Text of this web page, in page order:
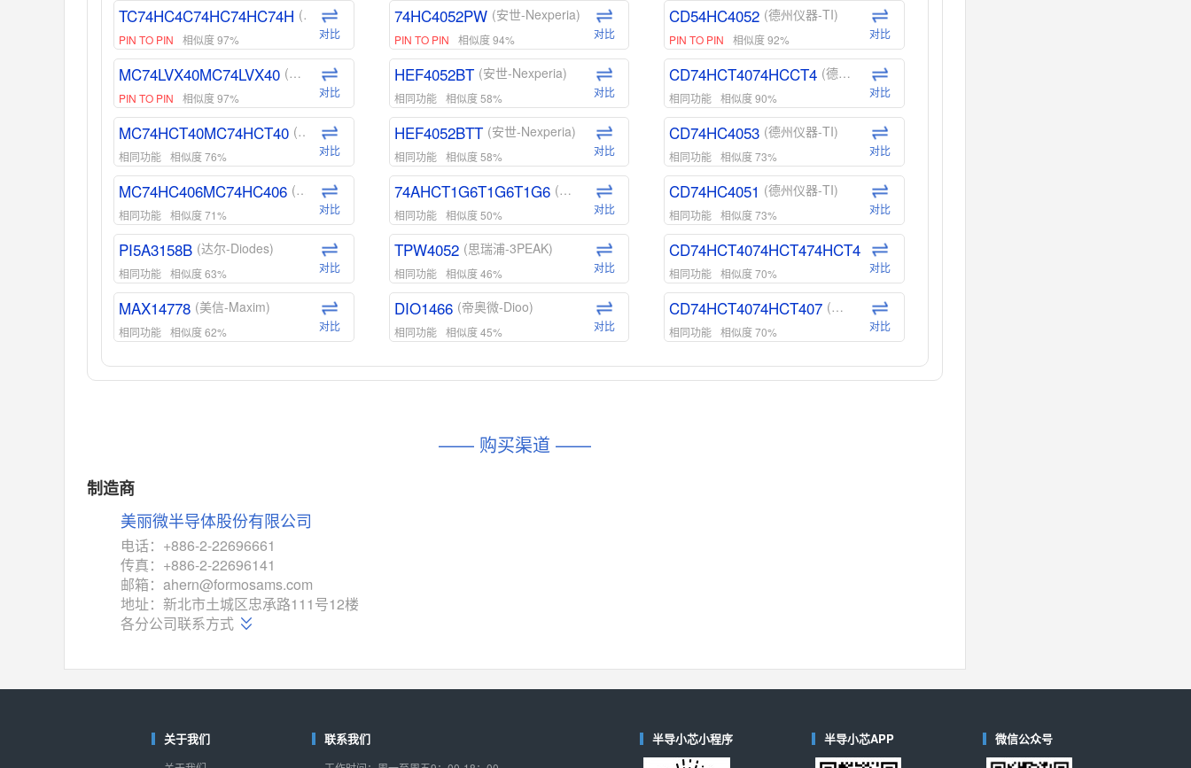
TC74HC4C74HC74HC74H (东芝-Toshiba)
PIN TO PIN 相似度 97% 对比
MC74LVX40MC74LVX40 (安森美-ON)
PIN TO PIN 相似度 97% 对比
MC74HCT40MC74HCT40 (安森美-ON)
相同功能 相似度 76% 对比
MC74HC406MC74HC406 (安森美-ON)
相同功能 相似度 71% 对比
PI5A3158B (达尔-Diodes)
相同功能 相似度 63% 对比
MAX14778 (美信-Maxim)
相同功能 相似度 62% 对比
ADG1439 (亚德诺-ADI)
对比
MAX14760
M74HC4852 (意法-ST)
相同功能 相似度 52%
TC4052BF (东芝-Toshiba)
相同功能 相似度 50%
相似度 49% 对比
74HC4052PW (安世-Nexperia)
PIN TO PIN 相似度 94% 对比
HEF4052BT (安世-Nexperia)
相同功能 相似度 58% 对比
HEF4052BTT (安世-Nexperia)
相同功能 相似度 58% 对比
74AHCT1G6T1G6T1G6 (安世-Nexperia)
相同功能 相似度 50% 对比
TPW4052 (思瑞浦-3PEAK)
相同功能 相似度 46% 对比
DIO1466 (帝奥微-Dioo)
相同功能 相似度 45% 对比
DIO1159 (帝奥微-Dioo)
对比
相似度 44%
CD54HC4052 (德州仪器-TI)
PIN TO PIN 相似度 92% 对比
CD74HCT4074HCCT4 (德州仪器-TI)
相同功能 相似度 90% 对比
CD74HC4053 (德州仪器-TI)
相同功能 相似度 73% 对比
CD74HC4051 (德州仪器-TI)
相同功能 相似度 73% 对比
CD74HCT4074HCT474HCT4 (德州仪器-TI)
相同功能 相似度 70% 对比
CD74HCT4074HCT407 (德州仪器-TI)
相同功能 相似度 70% 对比
CD74HCT4D74HDCT40 (德州仪器-TI)
对比
—— 购买渠道 ——
制造商
美丽微半导体股份有限公司
电话：+886-2-22696661
传真：+886-2-22696141
邮箱：ahern@formosams.com
地址：新北市土城区忠承路111号12楼
各分公司联系方式
关于我们 联系我们 半导小芯小程序 半导小芯APP 微信公众号